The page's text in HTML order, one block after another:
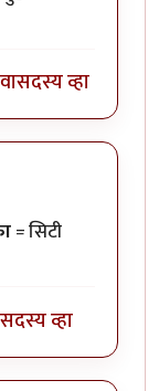
सदस्य व्हा
= सिटी
सदस्य व्हा